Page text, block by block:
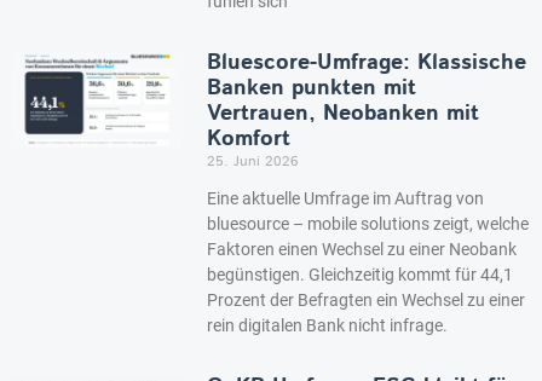
Bluescore-Umfrage: Klassische
Banken punkten mit
Vertrauen, Neobanken mit
Komfort
25. Juni 2026
Eine aktuelle Umfrage im Auftrag von
bluesource – mobile solutions zeigt, welche
Faktoren einen Wechsel zu einer Neobank
begünstigen. Gleichzeitig kommt für 44,1
Prozent der Befragten ein Wechsel zu einer
rein digitalen Bank nicht infrage.